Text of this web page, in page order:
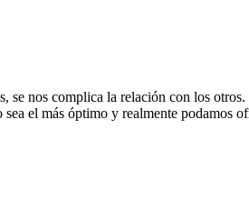
nos complica la relación con los
el más óptimo y realmente podamos